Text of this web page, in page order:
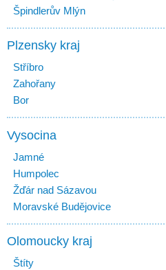
Špindlerův Mlýn
Plzensky kraj
Stříbro
Zahořany
Bor
Vysocina
Jamné
Humpolec
Žďár nad Sázavou
Moravské Budějovice
Olomoucky kraj
Štíty